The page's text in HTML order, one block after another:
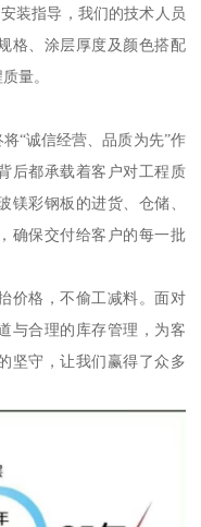
装指导，我们的技术人员
格、涂层厚度及颜色搭配
量。
“诚信经营、品质为先”作
后都承载着客户对工程质
镁彩钢板的进货、仓储、
确保交付给客户的每一批
价格，不偷工减料。面对
与合理的库存管理，为客
坚守，让我们赢得了众多